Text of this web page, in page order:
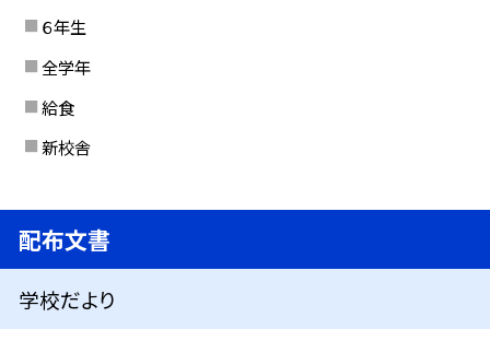
６年生
全学年
給食
新校舎
配布文書
学校だより